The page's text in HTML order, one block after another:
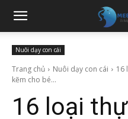
Nuôi dạy con cái
Trang chủ Nuôi dạy con cái
16
kẽm cho bé...
16 loại